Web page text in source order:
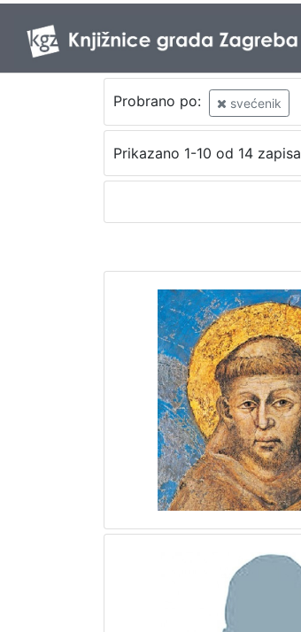
Probrano po: svećenik
Prikazano 1-10 od 14 zapisa